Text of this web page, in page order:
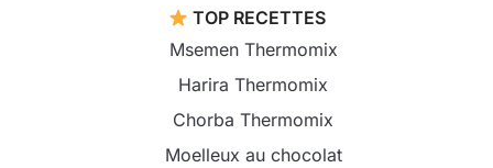
TOP RECETTES
Msemen Thermomix
Harira Thermomix
Chorba Thermomix
Moelleux au chocolat